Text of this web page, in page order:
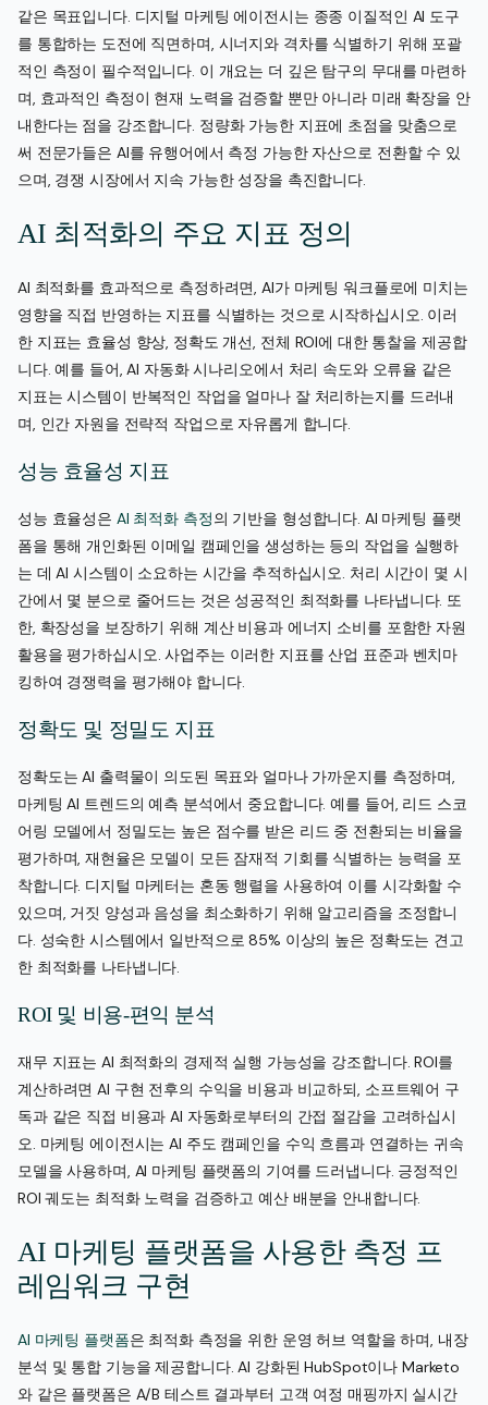
같은 목표입니다. 디지털 마케팅 에이전시는 종종 이질적인 AI 도구
를 통합하는 도전에 직면하며, 시너지와 격차를 식별하기 위해 포괄
적인 측정이 필수적입니다. 이 개요는 더 깊은 탐구의 무대를 마련하
며, 효과적인 측정이 현재 노력을 검증할 뿐만 아니라 미래 확장을 안
내한다는 점을 강조합니다. 정량화 가능한 지표에 초점을 맞춤으로
써 전문가들은 AI를 유행어에서 측정 가능한 자산으로 전환할 수 있
으며, 경쟁 시장에서 지속 가능한 성장을 촉진합니다.
AI 최적화의 주요 지표 정의
AI 최적화를 효과적으로 측정하려면, AI가 마케팅 워크플로에 미치는
영향을 직접 반영하는 지표를 식별하는 것으로 시작하십시오. 이러
한 지표는 효율성 향상, 정확도 개선, 전체 ROI에 대한 통찰을 제공합
니다. 예를 들어, AI 자동화 시나리오에서 처리 속도와 오류율 같은
지표는 시스템이 반복적인 작업을 얼마나 잘 처리하는지를 드러내
며, 인간 자원을 전략적 작업으로 자유롭게 합니다.
성능 효율성 지표
성능 효율성은 AI 최적화 측정의 기반을 형성합니다. AI 마케팅 플랫
폼을 통해 개인화된 이메일 캠페인을 생성하는 등의 작업을 실행하
는 데 AI 시스템이 소요하는 시간을 추적하십시오. 처리 시간이 몇 시
간에서 몇 분으로 줄어드는 것은 성공적인 최적화를 나타냅니다. 또
한, 확장성을 보장하기 위해 계산 비용과 에너지 소비를 포함한 자원
활용을 평가하십시오. 사업주는 이러한 지표를 산업 표준과 벤치마
킹하여 경쟁력을 평가해야 합니다.
정확도 및 정밀도 지표
정확도는 AI 출력물이 의도된 목표와 얼마나 가까운지를 측정하며,
마케팅 AI 트렌드의 예측 분석에서 중요합니다. 예를 들어, 리드 스코
어링 모델에서 정밀도는 높은 점수를 받은 리드 중 전환되는 비율을
평가하며, 재현율은 모델이 모든 잠재적 기회를 식별하는 능력을 포
착합니다. 디지털 마케터는 혼동 행렬을 사용하여 이를 시각화할 수
있으며, 거짓 양성과 음성을 최소화하기 위해 알고리즘을 조정합니
다. 성숙한 시스템에서 일반적으로 85% 이상의 높은 정확도는 견고
한 최적화를 나타냅니다.
ROI 및 비용-편익 분석
재무 지표는 AI 최적화의 경제적 실행 가능성을 강조합니다. ROI를
계산하려면 AI 구현 전후의 수익을 비용과 비교하되, 소프트웨어 구
독과 같은 직접 비용과 AI 자동화로부터의 간접 절감을 고려하십시
오. 마케팅 에이전시는 AI 주도 캠페인을 수익 흐름과 연결하는 귀속
모델을 사용하며, AI 마케팅 플랫폼의 기여를 드러냅니다. 긍정적인
ROI 궤도는 최적화 노력을 검증하고 예산 배분을 안내합니다.
AI 마케팅 플랫폼을 사용한 측정 프
레임워크 구현
AI 마케팅 플랫폼은 최적화 측정을 위한 운영 허브 역할을 하며, 내장
분석 및 통합 기능을 제공합니다. AI 강화된 HubSpot이나 Marketo
와 같은 플랫폼은 A/B 테스트 결과부터 고객 여정 매핑까지 실시간